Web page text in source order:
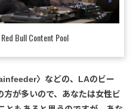
Bull Content Pool
〉などの、LAのビー
方が多いので、あなたは女性ビ